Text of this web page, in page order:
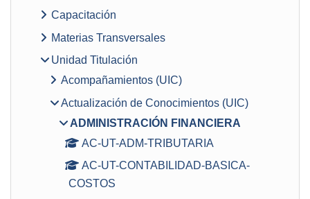
Capacitación
Materias Transversales
Unidad Titulación
Acompañamientos (UIC)
Actualización de Conocimientos (UIC)
ADMINISTRACIÓN FINANCIERA
AC-UT-ADM-TRIBUTARIA
AC-UT-CONTABILIDAD-BASICA-
COSTOS